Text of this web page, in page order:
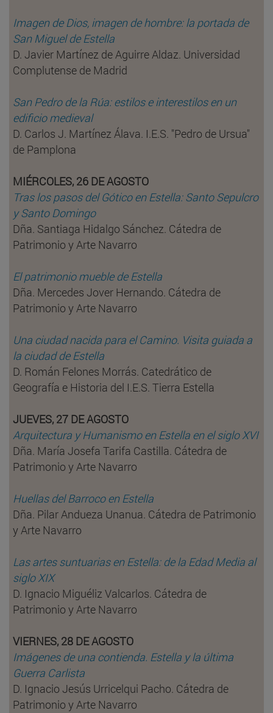
Imagen de Dios, imagen de hombre: la portada de
San Miguel de Estella
D. Javier Martínez de Aguirre Aldaz. Universidad
Complutense de Madrid
San Pedro de la Rúa: estilos e interestilos en un
edificio medieval
D. Carlos J. Martínez Álava. I.E.S. "Pedro de Ursua"
de Pamplona
MIÉRCOLES, 26 DE AGOSTO
Tras los pasos del Gótico en Estella: Santo Sepulcro
y Santo Domingo
Dña. Santiaga Hidalgo Sánchez. Cátedra de
Patrimonio y Arte Navarro
El patrimonio mueble de Estella
Dña. Mercedes Jover Hernando. Cátedra de
Patrimonio y Arte Navarro
Una ciudad nacida para el Camino. Visita guiada a
la ciudad de Estella
D. Román Felones Morrás. Catedrático de
Geografía e Historia del I.E.S. Tierra Estella
JUEVES, 27 DE AGOSTO
Arquitectura y Humanismo en Estella en el siglo XVI
Dña. María Josefa Tarifa Castilla. Cátedra de
Patrimonio y Arte Navarro
Huellas del Barroco en Estella
Dña. Pilar Andueza Unanua. Cátedra de Patrimonio
y Arte Navarro
Las artes suntuarias en Estella: de la Edad Media al
siglo XIX
D. Ignacio Miguéliz Valcarlos. Cátedra de
Patrimonio y Arte Navarro
VIERNES, 28 DE AGOSTO
Imágenes de una contienda. Estella y la última
Guerra Carlista
D. Ignacio Jesús Urricelqui Pacho. Cátedra de
Patrimonio y Arte Navarro